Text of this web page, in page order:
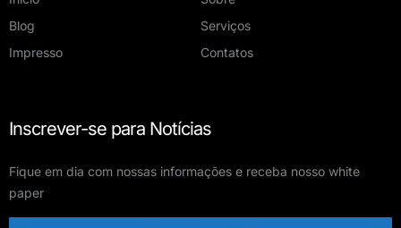
Blog
Serviços
Impresso
Contatos
Inscrever-se para Notícias
Fique em dia com nossas informações e receba nosso white
paper